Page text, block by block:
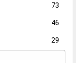
73
46
29